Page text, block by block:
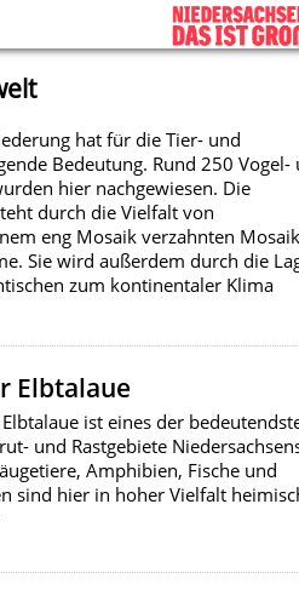
hat für die Tier- und
Bedeutung. Rund 250 Vogel-
hier nachgewiesen. Die
durch die Vielfalt von
eng Mosaik verzahnten
Sie wird außerdem durch die
zum kontinentaler Klima
Elbtalaue
ist eines der
und Rastgebiete
Amphibien, Fische und
sind hier in hoher Vielfalt